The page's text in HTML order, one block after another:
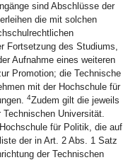
sind Abschlüsse der
die mit solchen
Fortsetzung des Studiums,
Aufnahme eines weiteren
Promotion; die Technische
mit der Hochschule für
4Zudem gilt die jeweils
Universität.
für Politik, die auf
der in Art. 2 Abs. 1 Satz
der Technischen